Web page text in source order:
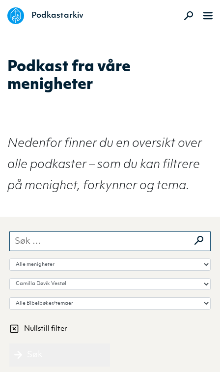
Podkastarkiv
Podkast fra våre
menigheter
Nedenfor finner du en oversikt over
alle podkaster – som du kan filtrere
på menighet, forkynner og tema.
Søk etter:
Velg menighet
Velg forkynner
Velg Bibelbok/tema
Nullstill filter